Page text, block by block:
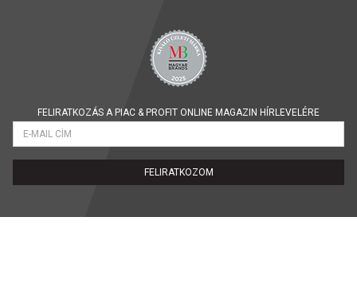
FELIRATKOZÁS A PIAC & PROFIT ONLINE MAGAZIN HÍRLEVELÉRE
FELIRATKOZOM